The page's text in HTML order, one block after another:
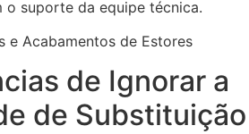
suporte da equipe técnica.
de Ignorar a
de Substituição